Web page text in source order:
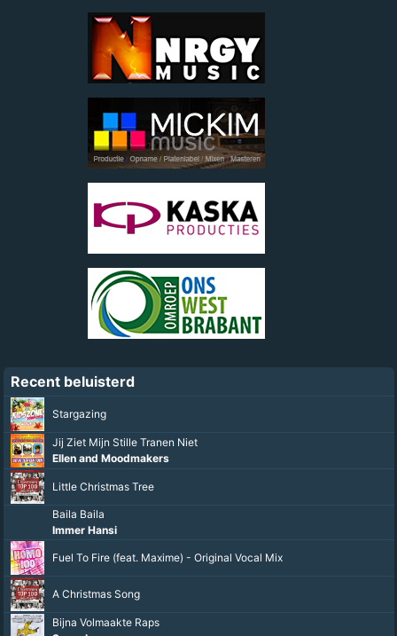
Recent beluisterd
Stargazing
Jij Ziet Mijn Stille Tranen Niet
Ellen and Moodmakers
Little Christmas Tree
Baila Baila
Immer Hansi
Fuel To Fire (feat. Maxime) - Original Vocal Mix
A Christmas Song
Bijna Volmaakte Raps